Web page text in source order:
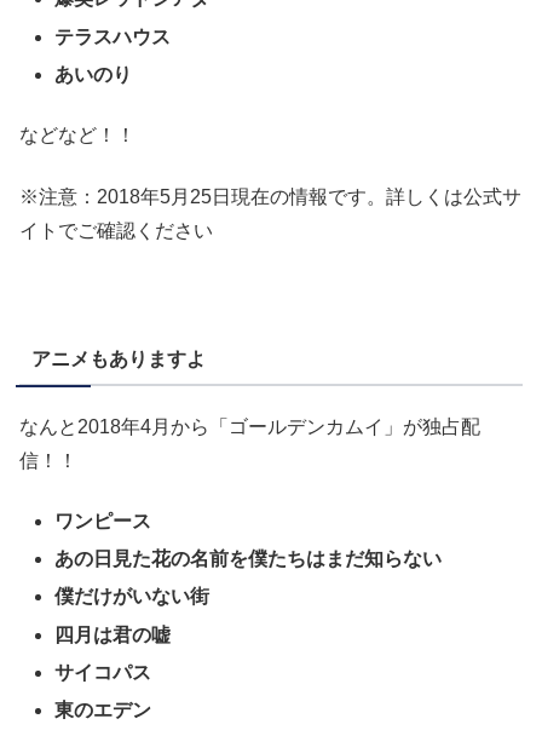
テラスハウス
あいのり
などなど！！
※注意：2018年5月25日現在の情報です。詳しくは公式サ
イトでご確認ください
アニメもありますよ
なんと2018年4月から「ゴールデンカムイ」が独占配
信！！
ワンピース
あの日見た花の名前を僕たちはまだ知らない
僕だけがいない街
四月は君の嘘
サイコパス
東のエデン